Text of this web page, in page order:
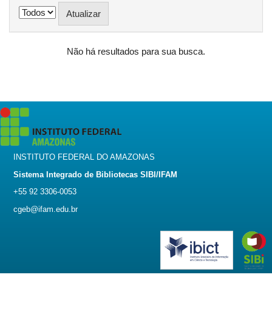
Não há resultados para sua busca.
INSTITUTO FEDERAL DO AMAZONAS
Sistema Integrado de Bibliotecas SIBI/IFAM
+55 92 3306-0053
cgeb@ifam.edu.br